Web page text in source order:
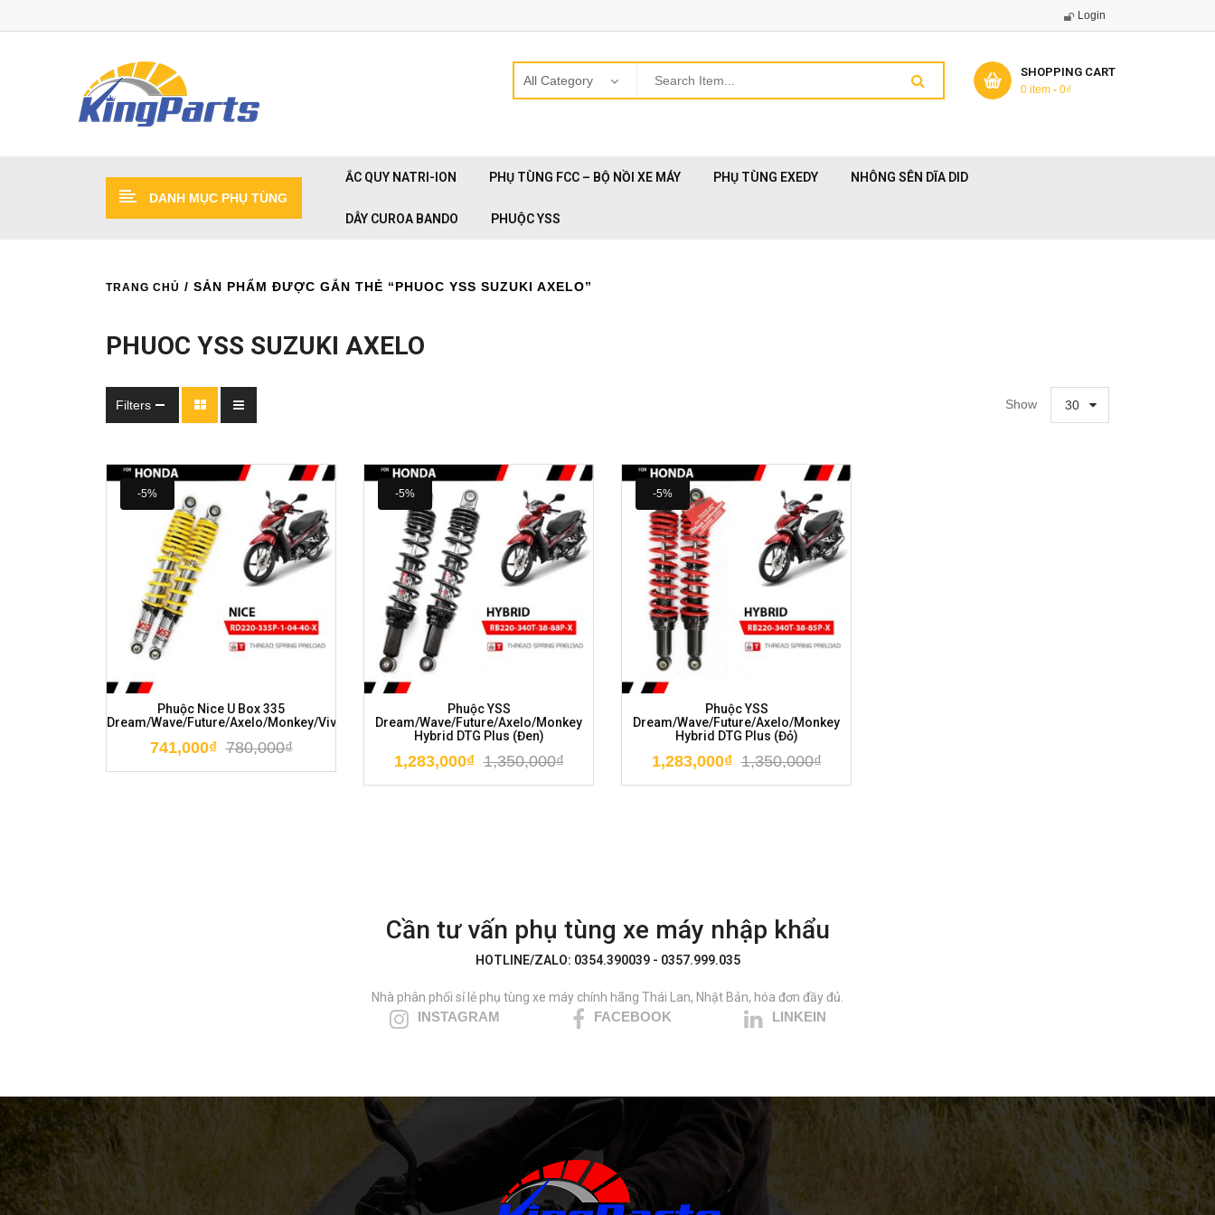
Login
SHOPPING CART
0 item - 0₫
DANH MỤC PHỤ TÙNG
ẮC QUY NATRI-ION PHỤ TÙNG FCC – BỘ NỒI XE MÁY PHỤ TÙNG EXEDY NHÔNG SÊN DĨA DID
DÂY CUROA BANDO PHUỘC YSS
TRANG CHỦ / SẢN PHẨM ĐƯỢC GẮN THẺ “PHUOC YSS SUZUKI AXELO”
PHUOC YSS SUZUKI AXELO
Filters Show 30
-5%
Phuộc Nice U Box 335
Dream/Wave/Future/Axelo/Monkey/Viva/Xbike
780,000₫
741,000₫
-5%
Phuộc YSS
Dream/Wave/Future/Axelo/Monkey
Hybrid DTG Plus (Đen)
1,350,000₫
1,283,000₫
-5%
Phuộc YSS
Dream/Wave/Future/Axelo/Monkey
Hybrid DTG Plus (Đỏ)
1,350,000₫
1,283,000₫
Cần tư vấn phụ tùng xe máy nhập khẩu
HOTLINE/ZALO: 0354.390039 - 0357.999.035
Nhà phân phối sỉ lẻ phụ tùng xe máy chính hãng Thái Lan, Nhật Bản, hóa đơn đầy đủ.
INSTAGRAM FACEBOOK LINKEIN